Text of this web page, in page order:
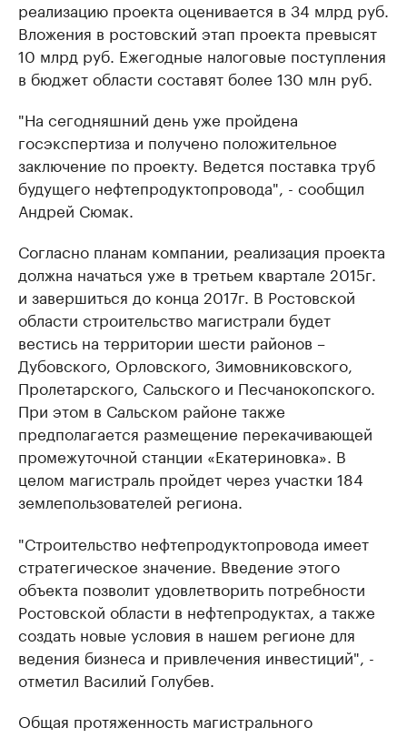
реализацию проекта оценивается в 34 млрд руб.
Вложения в ростовский этап проекта превысят
10 млрд руб. Ежегодные налоговые поступления
в бюджет области составят более 130 млн руб.
"На сегодняшний день уже пройдена
госэкспертиза и получено положительное
заключение по проекту. Ведется поставка труб
будущего нефтепродуктопровода", - сообщил
Андрей Сюмак.
Согласно планам компании, реализация проекта
должна начаться уже в третьем квартале 2015г.
и завершиться до конца 2017г. В Ростовской
области строительство магистрали будет
вестись на территории шести районов –
Дубовского, Орловского, Зимовниковского,
Пролетарского, Сальского и Песчанокопского.
При этом в Сальском районе также
предполагается размещение перекачивающей
промежуточной станции «Екатериновка». В
целом магистраль пройдет через участки 184
землепользователей региона.
"Строительство нефтепродуктопровода имеет
стратегическое значение. Введение этого
объекта позволит удовлетворить потребности
Ростовской области в нефтепродуктах, а также
создать новые условия в нашем регионе для
ведения бизнеса и привлечения инвестиций", -
отметил Василий Голубев.
Общая протяженность магистрального